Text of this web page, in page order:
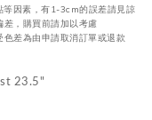
等因素，有1-3cm的誤差請見諒
，購買前請加以考慮
色差為由申請取消訂單或退款
23.5"